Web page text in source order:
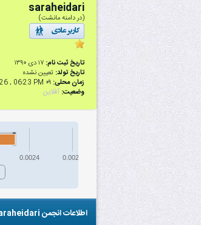
saraheidari
(در دامنه مانشت)
تاریخ ثبت نام: ۱۷ دى ۱۳۹۰
تاریخ تولد: تعیین نشده
زمان محلی: ۰۹ August 2026 , 06:23 PM
وضعیت: آفلاین
0.0024 0.0026
اطلاعات انجمن saraheidari